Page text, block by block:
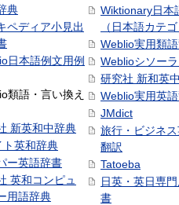
典
ペディア小見出
日本語例文用例
類語・言い換え
新英和中辞典
ト英和辞典
ー英語辞書
英和コンピュ
用語辞典
Wiktionary日本
（日本語カテ
Weblio実用類
Weblioシソー
研究社 新和英
Weblio実用英
JMdict
旅行・ビジネ
翻訳
Tatoeba
日英・英日専
書